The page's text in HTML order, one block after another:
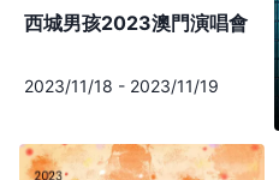
西城男孩2023澳門演唱會
2023/11/18 - 2023/11/19